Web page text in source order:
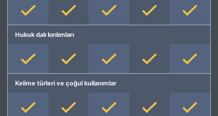
Hukuk dalı kırılımları
Kelime türleri ve çoğul kullanımlar